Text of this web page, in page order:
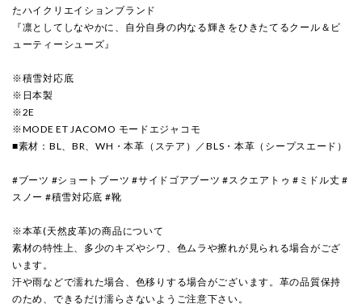
たハイクリエイションブランド
『凛としてしなやかに、自分自身の内なる輝きをひきたてるクール＆ビ
ューティーシューズ』
※積雪対応底
※日本製
※2E
※MODE ET JACOMO モードエジャコモ
■素材：BL、BR、WH・本革（ステア）／BLS・本革（シープスエード）
#ブーツ #ショートブーツ #サイドゴアブーツ #スクエアトゥ #ミドル丈 #
スノー #積雪対応底 #靴
※本革(天然皮革)の商品について
素材の特性上、多少のキズやシワ、色ムラや擦れが見られる場合がござ
います。
汗や雨などで濡れた場合、色移りする場合がございます。革の品質保持
のため、できるだけ濡らさないようご注意下さい。